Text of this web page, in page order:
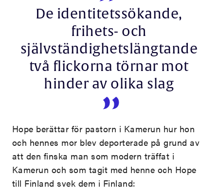
De identitetssökande,
frihets- och
självständighetslängtande
två flickorna törnar mot
hinder av olika slag
Hope berättar för pastorn i Kamerun hur hon
och hennes mor blev deporterade på grund av
att den finska man som modern träffat i
Kamerun och som tagit med henne och Hope
till Finland svek dem i Finland: